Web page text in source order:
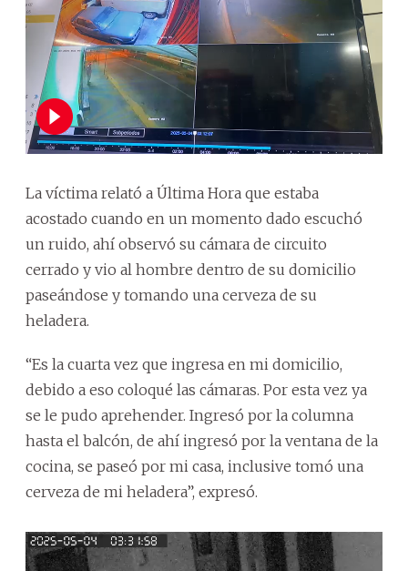
La víctima relató a Última Hora que estaba
acostado cuando en un momento dado escuchó
un ruido, ahí observó su cámara de circuito
cerrado y vio al hombre dentro de su domicilio
paseándose y tomando una cerveza de su
heladera.
“Es la cuarta vez que ingresa en mi domicilio,
debido a eso coloqué las cámaras. Por esta vez ya
se le pudo aprehender. Ingresó por la columna
hasta el balcón, de ahí ingresó por la ventana de la
cocina, se paseó por mi casa, inclusive tomó una
cerveza de mi heladera”, expresó.